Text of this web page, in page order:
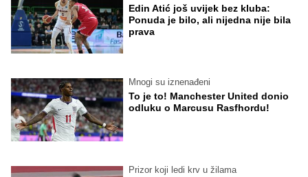
Edin Atić još uvijek bez kluba:
Ponuda je bilo, ali nijedna nije bila
prava
Mnogi su iznenađeni
To je to! Manchester United donio
odluku o Marcusu Rasfhordu!
Prizor koji ledi krv u žilama